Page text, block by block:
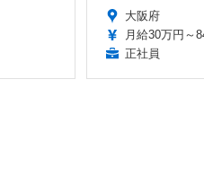
大阪府
月給30万円～
正社員